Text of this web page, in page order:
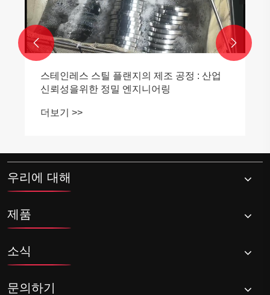
더보기 >>
 
우리에 대해
제품
소식
문의하기